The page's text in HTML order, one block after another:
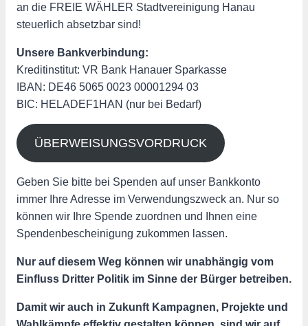
an die FREIE WÄHLER Stadtvereinigung Hanau
steuerlich absetzbar sind!
Unsere Bankverbindung:
Kreditinstitut: VR Bank Hanauer Sparkasse
IBAN: DE46 5065 0023 00001294 03
BIC: HELADEF1HAN (nur bei Bedarf)
ÜBERWEISUNGSVORDRUCK
Geben Sie bitte bei Spenden auf unser Bankkonto
immer Ihre Adresse im Verwendungszweck an. Nur so
können wir Ihre Spende zuordnen und Ihnen eine
Spendenbescheinigung zukommen lassen.
Nur auf diesem Weg können wir unabhängig vom
Einfluss Dritter Politik im Sinne der Bürger betreiben.
Damit wir auch in Zukunft Kampagnen, Projekte und